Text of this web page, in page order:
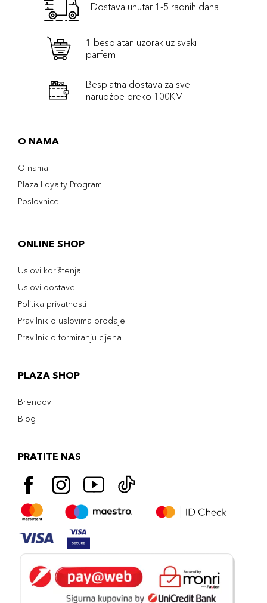
Dostava unutar 1-5 radnih dana
1 besplatan uzorak uz svaki
parfem
Besplatna dostava za sve
narudźbe preko 100KM
O NAMA
O nama
Plaza Loyalty Program
Poslovnice
ONLINE SHOP
Uslovi korištenja
Uslovi dostave
Politika privatnosti
Pravilnik o uslovima prodaje
Pravilnik o formiranju cijena
PLAZA SHOP
Brendovi
Blog
PRATITE NAS